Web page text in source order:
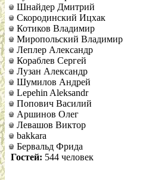
Шнайдер Дмитрий
Скородинский Ицхак
Котиков Владимир
Миропольский Владимир
Леплер Александр
Кораблев Сергей
Лузан Александр
Шумилов Андрей
Lepehin Aleksandr
Попович Василий
Аршинов Олег
Левашов Виктор
bakkara
Бервальд Фрида
Гостей: 544 человек